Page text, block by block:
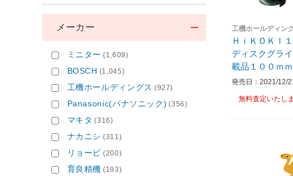
工機ホールディン
ＨｉＫＯＫＩ
ディスクグラ
発売日：2021/12/
無料査定いたし
メーカー
ミニター (1,609)
BOSCH (1,045)
工機ホールディングス (927)
Panasonic(パナソニック) (356)
マキタ (316)
ナカニシ (311)
リョービ (200)
育良精機 (193)